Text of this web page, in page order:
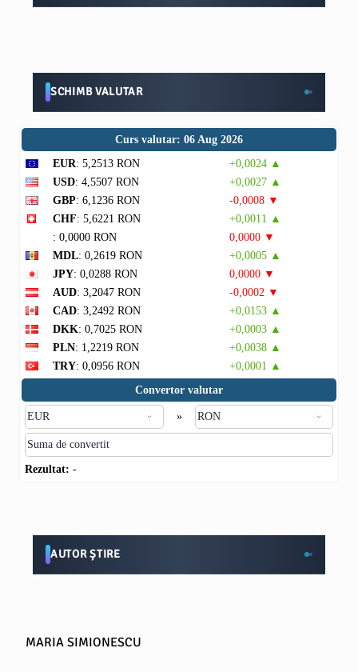
SCHIMB VALUTAR
Curs valutar: 06 Aug 2026
EUR: 5,2513 RON
+0,0024 ▲
USD: 4,5507 RON
+0,0027 ▲
GBP: 6,1236 RON
-0,0008 ▼
CHF: 5,6221 RON
+0,0011 ▲
: 0,0000 RON
0,0000 ▼
MDL: 0,2619 RON
+0,0005 ▲
JPY: 0,0288 RON
0,0000 ▼
AUD: 3,2047 RON
-0,0002 ▼
CAD: 3,2492 RON
+0,0153 ▲
DKK: 0,7025 RON
+0,0003 ▲
PLN: 1,2219 RON
+0,0038 ▲
TRY: 0,0956 RON
+0,0001 ▲
Convertor valutar
»
Rezultat: -
AUTOR ȘTIRE
MARIA SIMIONESCU